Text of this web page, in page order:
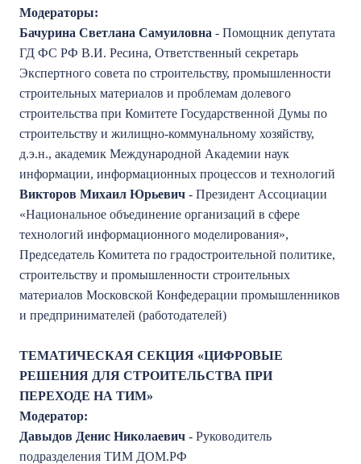
Модераторы:
Бачурина Светлана Самуиловна - Помощник депутата
ГД ФС РФ В.И. Ресина, Ответственный секретарь
Экспертного совета по строительству, промышленности
строительных материалов и проблемам долевого
строительства при Комитете Государственной Думы по
строительству и жилищно-коммунальному хозяйству,
д.э.н., академик Международной Академии наук
информации, информационных процессов и технологий
Викторов Михаил Юрьевич - Президент Ассоциации
«Национальное объединение организаций в сфере
технологий информационного моделирования»,
Председатель Комитета по градостроительной политике,
строительству и промышленности строительных
материалов Московской Конфедерации промышленников
и предпринимателей (работодателей)
ТЕМАТИЧЕСКАЯ СЕКЦИЯ «ЦИФРОВЫЕ
РЕШЕНИЯ ДЛЯ СТРОИТЕЛЬСТВА ПРИ
ПЕРЕХОДЕ НА ТИМ»
Модератор:
Давыдов Денис Николаевич - Руководитель
подразделения ТИМ ДОМ.РФ